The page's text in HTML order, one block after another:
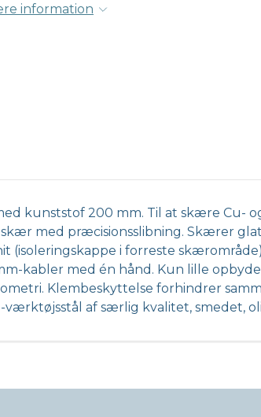
information
kunststof 200 mm. Til at skære Cu-
med præcisionsslibning. Skærer
(isoleringskappe i forreste
kabler med én hånd. Kun lille
Klembeskyttelse forhindrer
værktøjsstål af særlig kvalitet, smedet,